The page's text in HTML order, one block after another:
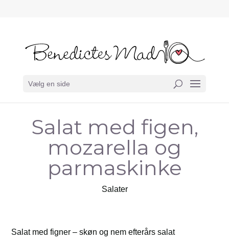
Vælg en side
Salat med figen,
mozarella og
parmaskinke
Salater
Salat med figner – skøn og nem efterårs salat